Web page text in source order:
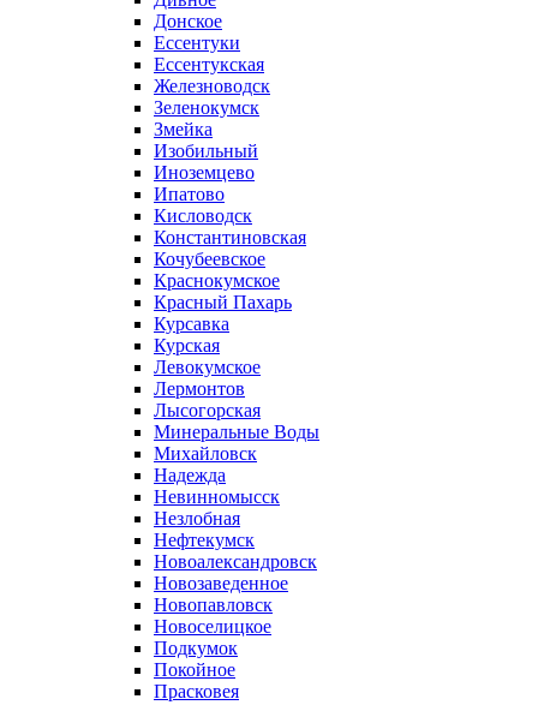
Донское
Ессентуки
Ессентукская
Железноводск
Зеленокумск
Змейка
Изобильный
Иноземцево
Ипатово
Кисловодск
Константиновская
Кочубеевское
Краснокумское
Красный Пахарь
Курсавка
Курская
Левокумское
Лермонтов
Лысогорская
Минеральные Воды
Михайловск
Надежда
Невинномысск
Незлобная
Нефтекумск
Новоалександровск
Новозаведенное
Новопавловск
Новоселицкое
Подкумок
Покойное
Прасковея